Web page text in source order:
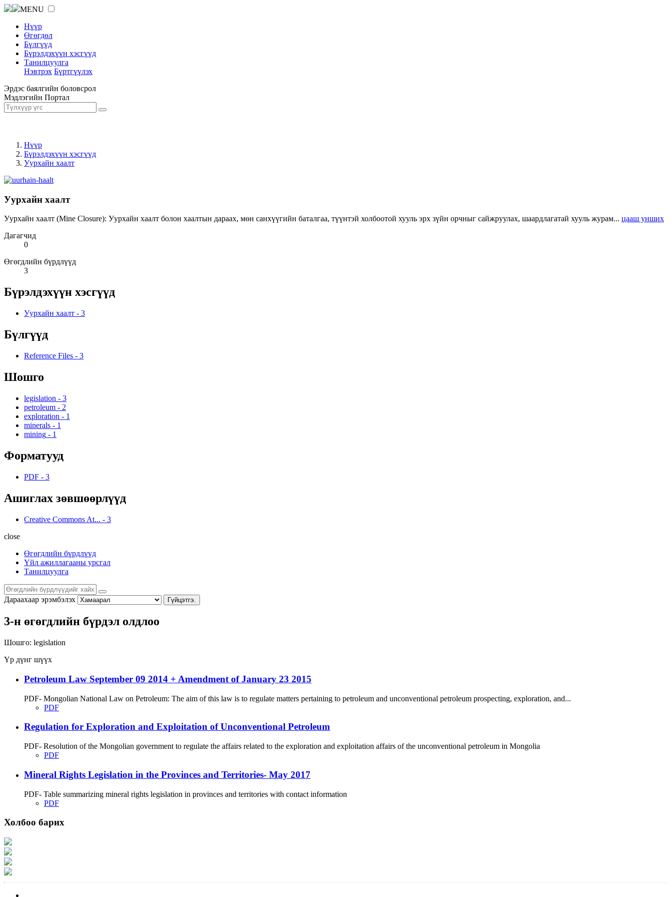
MENU
Нүүр
Өгөгдөл
Бүлгүүд
Бүрэлдэхүүн хэсгүүд
Танилцуулга
Нэвтрэх Бүртгүүлэх
Эрдэс баялгийн боловсрол
Мэдлэгийн Портал
Нүүр
Бүрэлдэхүүн хэсгүүд
Уурхайн хаалт
Уурхайн хаалт
Уурхайн хаалт (Mine Closure): Уурхайн хаалт болон хаалтын дараах, мөн санхүүгийн баталгаа, түүнтэй холбоотой хууль эрх зүйн орчныг сайжруулах, шаардлагатай хууль журам... цааш унших
Дагагчид
0
Өгөгдлийн бүрдлүүд
3
Бүрэлдэхүүн хэсгүүд
Уурхайн хаалт - 3
Бүлгүүд
Reference Files - 3
Шошго
legislation - 3
petroleum - 2
exploration - 1
minerals - 1
mining - 1
Форматууд
PDF - 3
Ашиглах зөвшөөрлүүд
Creative Commons At... - 3
close
Өгөгдлийн бүрдлүүд
Үйл ажиллагааны урсгал
Танилцуулга
Дараахаар эрэмбэлэх Гүйцэтгэ.
3-н өгөгдлийн бүрдэл олдлоо
Шошго: legislation
Үр дүнг шүүх
Petroleum Law September 09 2014 + Amendment of January 23 2015
PDF- Mongolian National Law on Petroleum: The aim of this law is to regulate matters pertaining to petroleum and unconventional petroleum prospecting, exploration, and...
PDF
Regulation for Exploration and Exploitation of Unconventional Petroleum
PDF- Resolution of the Mongolian government to regulate the affairs related to the exploration and exploitation affairs of the unconventional petroleum in Mongolia
PDF
Mineral Rights Legislation in the Provinces and Territories- May 2017
PDF- Table summarizing mineral rights legislation in provinces and territories with contact information
PDF
Холбоо барих